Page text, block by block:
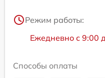
Режим работы:
Ежедневно с 9:00
Способы оплаты